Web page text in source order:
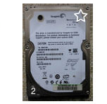
2